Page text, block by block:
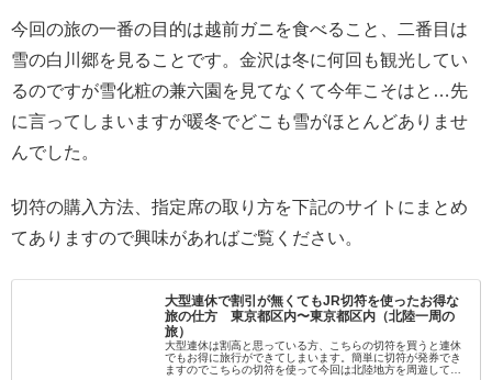
今回の旅の一番の目的は越前ガニを食べること、二番目は
雪の白川郷を見ることです。金沢は冬に何回も観光してい
るのですが雪化粧の兼六園を見てなくて今年こそはと…先
に言ってしまいますが暖冬でどこも雪がほとんどありませ
んでした。
切符の購入方法、指定席の取り方を下記のサイトにまとめ
てありますので興味があればご覧ください。
大型連休で割引が無くてもJR切符を使ったお得な
旅の仕方 東京都区内〜東京都区内（北陸一周の
旅）
大型連休は割高と思っている方、こちらの切符を買うと連休
でもお得に旅行ができてしまいます。簡単に切符が発券でき
ますのでこちらの切符を使って今回は北陸地方を周遊してみ